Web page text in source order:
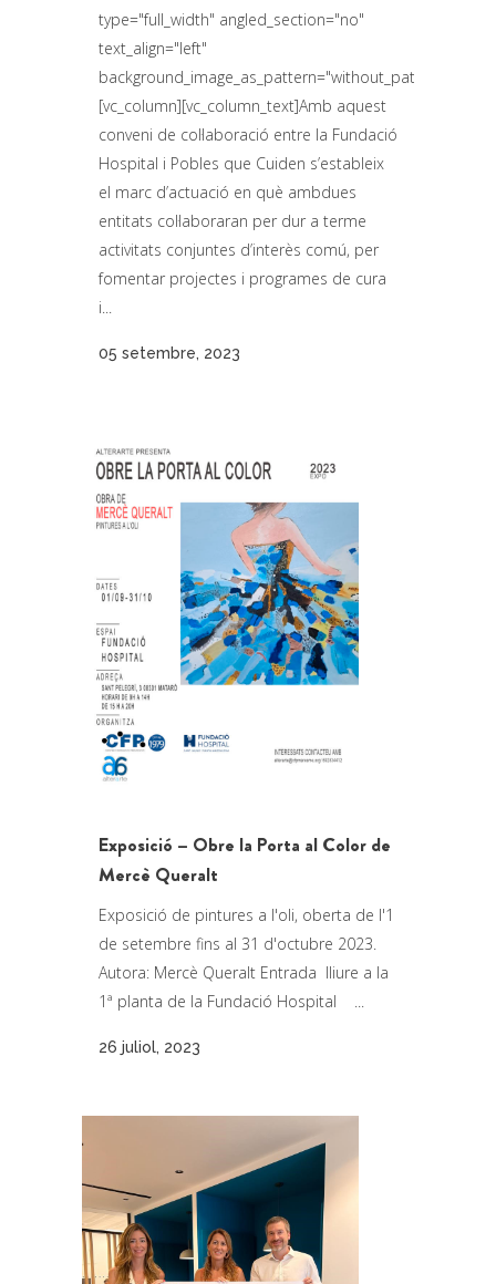
type="full_width" angled_section="no"
text_align="left"
background_image_as_pattern="without_pattern"]
[vc_column][vc_column_text]Amb aquest
conveni de col·laboració entre la Fundació
Hospital i Pobles que Cuiden s’estableix
el marc d’actuació en què ambdues
entitats col·laboraran per dur a terme
activitats conjuntes d’interès comú, per
fomentar projectes i programes de cura
i...
05 setembre, 2023
Exposició – Obre la Porta al Color de
Mercè Queralt
Exposició de pintures a l'oli, oberta de l'1
de setembre fins al 31 d'octubre 2023.
Autora: Mercè Queralt Entrada lliure a la
1ª planta de la Fundació Hospital ...
26 juliol, 2023